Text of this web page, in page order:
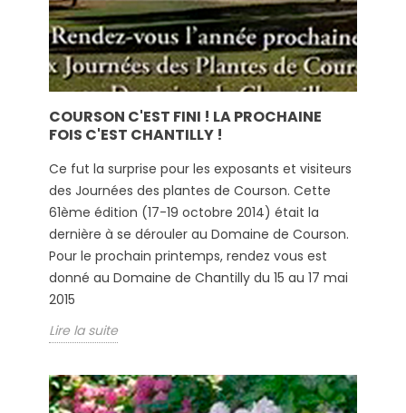
COURSON C'EST FINI ! LA PROCHAINE
FOIS C'EST CHANTILLY !
Ce fut la surprise pour les exposants et visiteurs
des Journées des plantes de Courson. Cette
61ème édition (17-19 octobre 2014) était la
dernière à se dérouler au Domaine de Courson.
Pour le prochain printemps, rendez vous est
donné au Domaine de Chantilly du 15 au 17 mai
2015
Lire la suite